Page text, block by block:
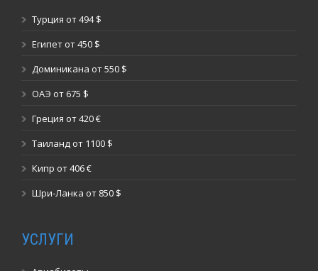
Турция от 494 $
Египет от 450 $
Доминикана от 550 $
ОАЭ от 675 $
Греция от 420 €
Таиланд от 1100 $
Кипр от 406 €
Шри-Ланка от 850 $
УСЛУГИ